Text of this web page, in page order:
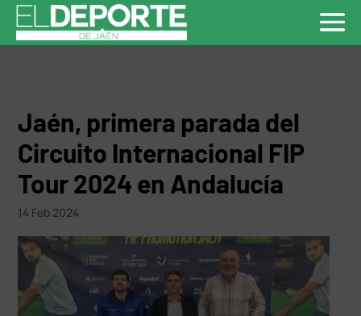
Jaén, primera parada del
Circuito Internacional FIP
Tour 2024 en Andalucía
14 Feb 2024